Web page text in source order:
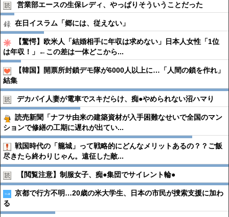
営業部エースの生保レディ、やっぱりそういうことだった
在日イスラム「郷には、従えない」
【驚愕】欧米人「結婚相手に年収は求めない」日本人女性「1位
は年収！」←この差は一体どこから...
【韓国】開票所封鎖デモ隊が6000人以上に…「人間の鎖を作れ」
結集
デカパイ人妻が電車でスキだらけ、痴●︎やめられない沼ハマり
読売新聞「ナフサ由来の建築資材が入手困難なせいで全国のマン
ションで修繕の工期に遅れが出てい...
戦国時代の「籠城」って戦略的にどんなメリットあるの？？ご飯
尽きたら終わりじゃん。遠征した敵...
【閲覧注意】制服女子、痴●︎集団でサイレント輪●︎
京都で行方不明…20歳の米大学生、日本の市民が捜索支援に加わ
る